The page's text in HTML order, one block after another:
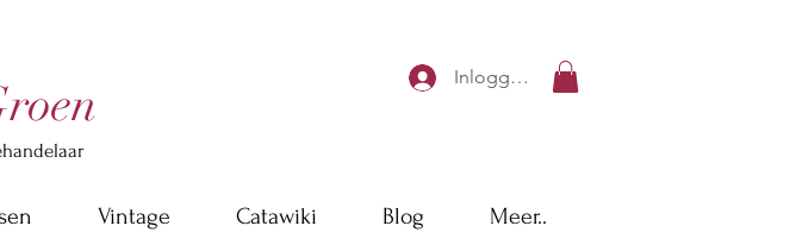
Inloggen
Vintage Catawiki Blog Meer..